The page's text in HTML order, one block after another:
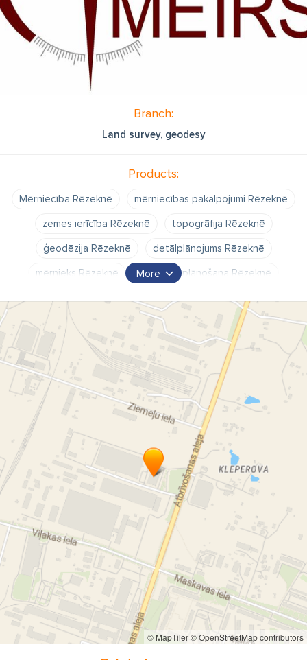
Branch:
Land survey, geodesy
Products:
Mērniecība Rēzeknē
mērniecības pakalpojumi Rēzeknē
zemes ierīcība Rēzeknē
topogrāfija Rēzeknē
ģeodēzija Rēzeknē
detālplānojums Rēzeknē
mērnieks Rēzeknē
teritoriju plānošana Rēzeknē
būvasu novilkšana Rēzeknē
"Ametrs" SIA Rēzekne
Ametrs Rēzekne
Apvidus objektu uzmērīšana Rēzeknē
robežlīniju atjaunošana Rēzeknē
zemes plāni Rēzeknē
topogrāfiskā uzmērīšana Rēzeknē
zemes sadalīšana Rēzeknē
kadastrālā uzmērīšana Rēzeknē
zemes mērnieki Rēzeknē
Ametrs SIA
mērniecība
topogrāfija un zemes ierīcība
Ametrs SIA
zemes ierīcība Latgale
zemes ierīcība Vidzeme
Ametrs SIA
mērniecība
topogrāfija un zemes ierīcība
Ametrs SIA
mērniecība
zemes ierīcība Latgale
zemes ierīcība Vidzeme
More
© MapTiler© OpenStreetMap contributors